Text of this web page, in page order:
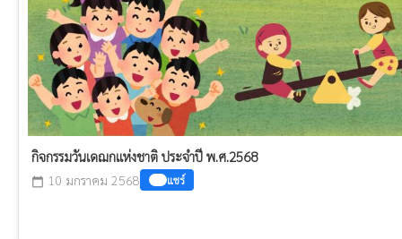
กิจกรรมวันเดฌกแห่งชาติ ประจำปี พ.ศ.2568
calendar_today 10 มกราคม 2568 แชร์